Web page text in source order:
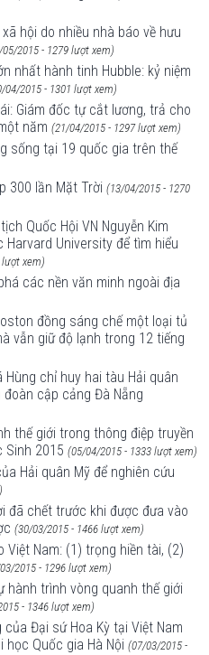
hội do nhiều nhà báo về hưu
2015 - 1279 lượt xem)
nhất hành tinh Hubble: kỷ niệm
04/2015 - 1301 lượt xem)
Giám đốc tự cắt lương, trả cho
năm (21/04/2015 - 1297 lượt xem)
sống tại 19 quốc gia trên thế
300 lần Mặt Trời (13/04/2015 - 1270
Quốc Hội VN Nguyễn Kim
Harvard University để tìm hiểu
lượt xem)
các nền văn minh ngoài địa
đồng sáng chế một loại tủ
vẫn giữ độ lạnh trong 12 tiếng
chỉ huy hai tàu Hải quân
cập cảng Đà Nẵng
thế giới trong thông điệp truyền
Sinh 2015 (05/04/2015 - 1333 lượt xem)
Hải quân Mỹ để nghiên cứu
đã chết trước khi được đưa vào
(30/03/2015 - 1466 lượt xem)
Việt Nam: (1) trọng hiền tài, (2)
2015 - 1296 lượt xem)
hành trình vòng quanh thế giới
- 1346 lượt xem)
Đại sứ Hoa Kỳ tại Việt Nam
Quốc gia Hà Nội (07/03/2015 -